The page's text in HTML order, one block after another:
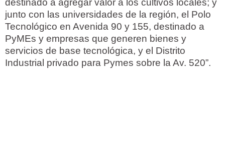
destinado a agregar valor a los cultivos locales; y
junto con las universidades de la región, el Polo
Tecnológico en Avenida 90 y 155, destinado a
PyMEs y empresas que generen bienes y
servicios de base tecnológica, y el Distrito
Industrial privado para Pymes sobre la Av. 520”.